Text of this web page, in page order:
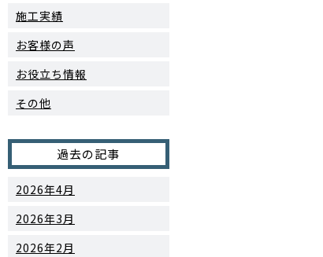
施工実績
お客様の声
お役立ち情報
その他
過去の記事
2026年4月
2026年3月
2026年2月